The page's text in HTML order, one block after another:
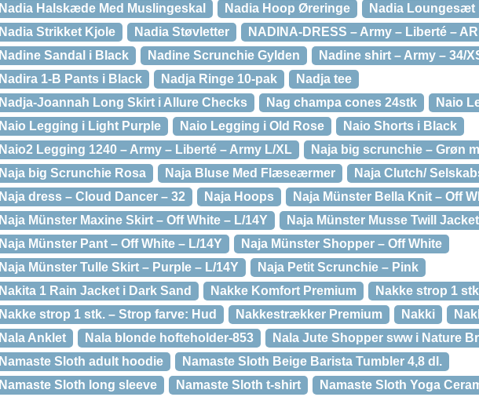
Nadia Halskæde Med Muslingeskal
Nadia Hoop Øreringe Nadia Loungesæt
Nadia Strikket Kjole
Nadia Støvletter
NADINA-DRESS – Army – Liberté –
Nadine Sandal i Black
Nadine Scrunchie Gylden
Nadine shirt – Army – 34/
Nadira 1-B Pants i Black
Nadja Ringe 10-pak
Nadja tee
Nadja-Joannah Long Skirt i Allure Checks
Nag champa cones 24stk
Naio
Naio Legging i Light Purple
Naio Legging i Old Rose
Naio Shorts i Black
Naio2 Legging 1240 – Army – Liberté – Army L/XL
Naja big scrunchie – Grøn
Naja big Scrunchie Rosa
Naja Bluse Med Flæseærmer
Naja Clutch/
Naja dress – Cloud Dancer – 32
Naja Hoops
Naja Münster Bella Knit – Off
Naja Münster Maxine Skirt – Off White – L/14Y
Naja Münster Musse Twill
Naja Münster Pant – Off White – L/14Y
Naja Münster Shopper – Off White
Naja Münster Tulle Skirt – Purple – L/14Y
Naja Petit Scrunchie – Pink
Nakita 1 Rain Jacket i Dark Sand
Nakke Komfort Premium
Nakke strop 1
Nakke strop 1 stk. – Strop farve: Hud
Nakkestrækker Premium Nakki
Nala Anklet
Nala blonde hofteholder-853 Nala Jute Shopper sww i Nature
Namaste Sloth adult hoodie
Namaste Sloth Beige Barista Tumbler 4,8 dl.
Namaste Sloth long sleeve
Namaste Sloth t-shirt Namaste Sloth Yoga